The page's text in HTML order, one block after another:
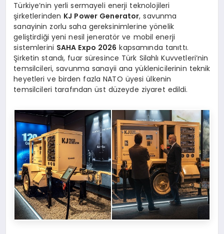
Türkiye’nin yerli sermayeli enerji teknolojileri
şirketlerinden KJ Power Generator, savunma
sanayinin zorlu saha gereksinimlerine yönelik
geliştirdiği yeni nesil jeneratör ve mobil enerji
sistemlerini SAHA Expo 2026 kapsamında tanıttı.
Şirketin standı, fuar süresince Türk Silahlı Kuvvetleri’nin
temsilcileri, savunma sanayii ana yüklenicilerinin teknik
heyetleri ve birden fazla NATO üyesi ülkenin
temsilcileri tarafından üst düzeyde ziyaret edildi.